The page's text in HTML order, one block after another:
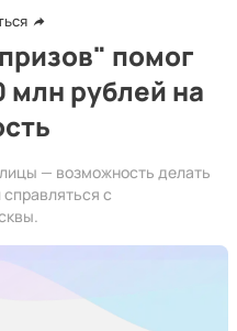
помог
млн рублей на
— возможность делать
с